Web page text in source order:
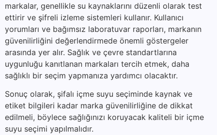
markalar, genellikle su kaynaklarını düzenli olarak test
ettirir ve şifreli izleme sistemleri kullanır. Kullanıcı
yorumları ve bağımsız laboratuvar raporları, markanın
güvenilirliğini değerlendirmede önemli göstergeler
arasında yer alır. Sağlık ve çevre standartlarına
uygunluğu kanıtlanan markaları tercih etmek, daha
sağlıklı bir seçim yapmanıza yardımcı olacaktır.
Sonuç olarak, şifalı içme suyu seçiminde kaynak ve
etiket bilgileri kadar marka güvenilirliğine de dikkat
edilmeli, böylece sağlığınızı koruyacak kaliteli bir içme
suyu seçimi yapılmalıdır.